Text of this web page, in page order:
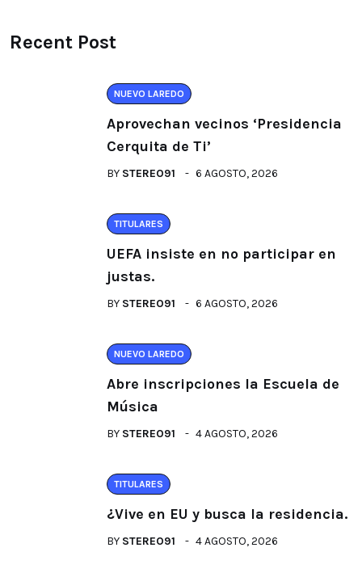
Recent Post
NUEVO LAREDO
Aprovechan vecinos ‘Presidencia
Cerquita de Ti’
BY STEREO91 6 AGOSTO, 2026
TITULARES
UEFA insiste en no participar en
justas.
BY STEREO91 6 AGOSTO, 2026
NUEVO LAREDO
Abre inscripciones la Escuela de
Música
BY STEREO91 4 AGOSTO, 2026
TITULARES
¿Vive en EU y busca la residencia.
BY STEREO91 4 AGOSTO, 2026